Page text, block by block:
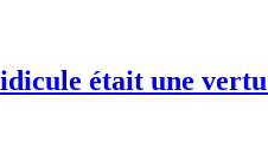
était une